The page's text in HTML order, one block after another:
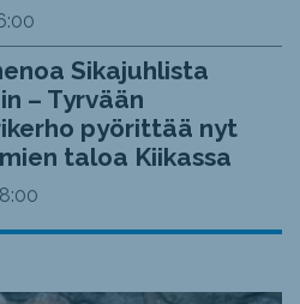
Sikajuhlista
– Tyrvään
pyörittää nyt
taloa Kiikassa